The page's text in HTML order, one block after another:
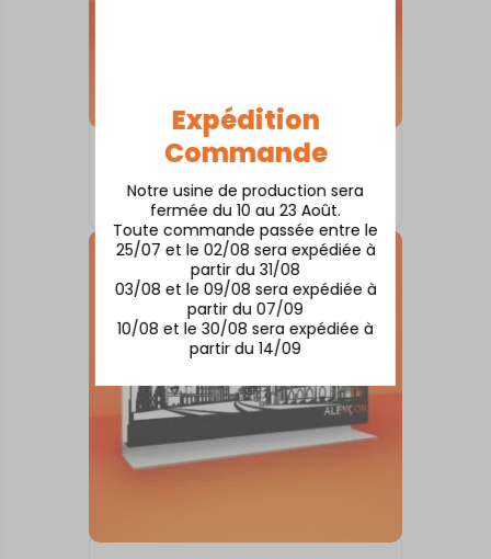
Expédition
Commande
Notre usine de production sera
fermée du 10 au 23 Août.
Toute commande passée entre le
25/07 et le 02/08 sera expédiée à
partir du 31/08
03/08 et le 09/08 sera expédiée à
partir du 07/09
10/08 et le 30/08 sera expédiée à
partir du 14/09
SKYLINE SUR SOCLE
Ambleteuse
À partir de80,00€